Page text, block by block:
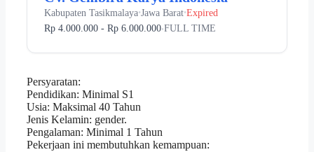
Kabupaten Tasikmalaya•Jawa Barat•Expired
Rp 4.000.000 - Rp 6.000.000•FULL TIME
Persyaratan:
Pendidikan: Minimal S1
Usia: Maksimal 40 Tahun
Jenis Kelamin: gender.
Pengalaman: Minimal 1 Tahun
Pekerjaan ini membutuhkan kemampuan: